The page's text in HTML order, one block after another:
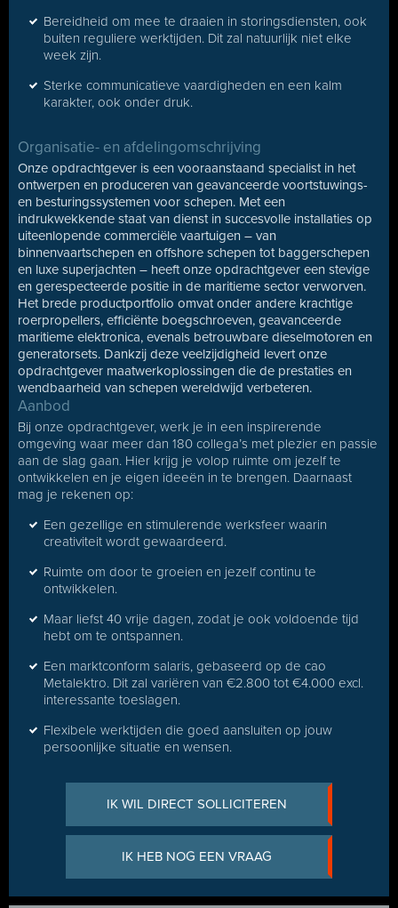
Bereidheid om mee te draaien in storingsdiensten, ook
buiten reguliere werktijden. Dit zal natuurlijk niet elke
week zijn.
Sterke communicatieve vaardigheden en een kalm
karakter, ook onder druk.
Organisatie- en afdelingomschrijving
Onze opdrachtgever is een vooraanstaand specialist in het
ontwerpen en produceren van geavanceerde voortstuwings-
en besturingssystemen voor schepen. Met een
indrukwekkende staat van dienst in succesvolle installaties op
uiteenlopende commerciële vaartuigen – van
binnenvaartschepen en offshore schepen tot baggerschepen
en luxe superjachten – heeft onze opdrachtgever een stevige
en gerespecteerde positie in de maritieme sector verworven.
Het brede productportfolio omvat onder andere krachtige
roerpropellers, efficiënte boegschroeven, geavanceerde
maritieme elektronica, evenals betrouwbare dieselmotoren en
generatorsets. Dankzij deze veelzijdigheid levert onze
opdrachtgever maatwerkoplossingen die de prestaties en
wendbaarheid van schepen wereldwijd verbeteren.
Aanbod
Bij onze opdrachtgever, werk je in een inspirerende
omgeving waar meer dan 180 collega’s met plezier en passie
aan de slag gaan. Hier krijg je volop ruimte om jezelf te
ontwikkelen en je eigen ideeën in te brengen. Daarnaast
mag je rekenen op:
Een gezellige en stimulerende werksfeer waarin
creativiteit wordt gewaardeerd.
Ruimte om door te groeien en jezelf continu te
ontwikkelen.
Maar liefst 40 vrije dagen, zodat je ook voldoende tijd
hebt om te ontspannen.
Een marktconform salaris, gebaseerd op de cao
Metalektro. Dit zal variëren van €2.800 tot €4.000 excl.
interessante toeslagen.
Flexibele werktijden die goed aansluiten op jouw
persoonlijke situatie en wensen.
IK WIL DIRECT SOLLICITEREN
IK HEB NOG EEN VRAAG